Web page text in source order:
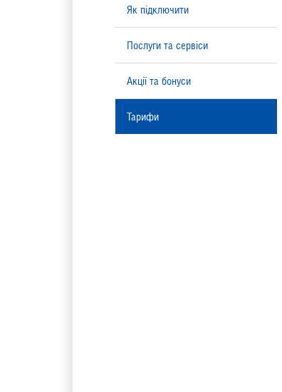
Як підключити
Послуги та сервіси
Акції та бонуси
Тарифи